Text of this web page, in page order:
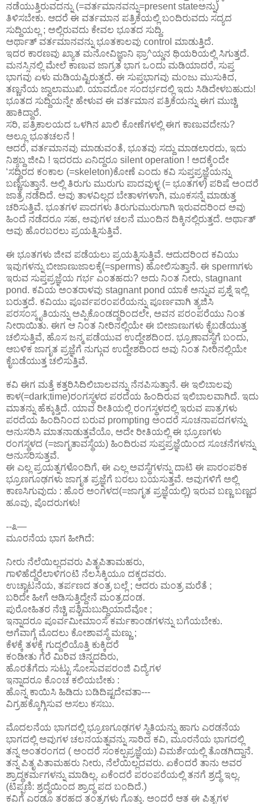
ನಡೆಯುತ್ತಿರುವದನ್ನು (=ವರ್ತಮಾನವನ್ನು=present stateಅನ್ನು)
ತಿಳಿಸಬೇಕು. ಆದರೆ ಈ ವರ್ತಮಾನ ಪತ್ರಿಕೆಯಲ್ಲಿ ಬಂದಿರುವದು ಸದ್ಯದ
ಸುದ್ದಿಯಲ್ಲ ; ಅಲ್ಲಿರುವದು ಕೇವಲ ಭೂತದ ಸುದ್ದಿ.
ಅರ್ಥಾತ್ ವರ್ತಮಾನವನ್ನು ಭೂತಕಾಲವು control ಮಾಡುತ್ತಿದೆ.
ಇದರ ಕಾರಣವು ಖ್ಯಾತ ಮನೋವಿಜ್ಞಾನಿ ಫ್ರಾ^ಯ್ಡನ ಥಿಯರಿಯಲ್ಲಿ ಸಿಗುತ್ತದೆ.
ಮನಸ್ಸಿನಲ್ಲಿ ಮೇಲೆ ಕಾಣುವ ಜಾಗ್ರತ ಭಾಗ ಒಂದು ಮಡಿಯಾದರೆ, ಸುಪ್ತ
ಭಾಗವು ಏಳು ಮಡಿಯಷ್ಟಿರುತ್ತದೆ. ಈ ಸುಪ್ತಭಾಗವು ಮಂಜು ಮುಸುಕಿದ,
ತಣ್ಣನೆಯ ಜ್ವಾಲಾಮುಖಿ. ಯಾವದೋ ಸಂದರ್ಭದಲ್ಲಿ ಇದು ಸಿಡಿದೇಳಬಹುದು!
ಭೂತದ ಸುದ್ದಿಯನ್ನೇ ಹೇಳುವ ಈ ವರ್ತಮಾನ ಪತ್ರಿಕೆಯನ್ನು ಈಗ ಮುಚ್ಚಿ
ಹಾಕಿದ್ದಾರೆ.
ಸರಿ, ಪತ್ರಿಕಾಲಯದ ಒಳಗಿನ ಖಾಲಿ ಕೋಣೆಗಳಲ್ಲಿ ಈಗ ಕಾಣುವದೇನು?
ಅಲ್ಲೂ ಭೂತಚಲನೆ !
ಆದರೆ, ವರ್ತಮಾನವು ಮಾಡುವಂತೆ, ಭೂತವು ಸದ್ದು ಮಾಡಲಾರದು, ಇದು
ನಿಶ್ಶಬ್ದ ಜೀವಿ ! ಇದರದು ಏನಿದ್ದರೂ silent operation ! ಅದಕ್ಕೆಂದೇ
‘ಸದ್ದಿರದ ಕಂಕಾಲ (=skeleton)ಕೋಣೆ ಎಂದು ಕವಿ ಸುಪ್ತಪ್ರಜ್ಞೆಯನ್ನು
ಬಣ್ಣಿಸುತ್ತಾನೆ. ಅಲ್ಲಿ ತಿರುಗು ಮುರುಗು ಪಾದವುಳ್ಳ (= ಭೂತಗಳ) ಪರಿಷೆ ಅಂದರೆ
ಜಾತ್ರೆ ನಡೆದಿದೆ. ಅವು ತಾಳವಿಲ್ಲದ ಬೇತಾಳಗಳಾಗಿ, ಮೂಕಸನ್ನೆ ಮಾಡುತ್ತ
ಚರಿಸುತ್ತಿವೆ. ಭೂತಗಳ ಪಾದಗಳು ತಿರುಗುಮುರುಗಾಗಿ ಇರುವದರಿಂದ ಅವು
ಹಿಂದೆ ನಡೆದರೂ ಸಹ, ಅವುಗಳ ಚಲನೆ ಮುಂದಿನ ದಿಕ್ಕಿನಲ್ಲಿರುತ್ತದೆ. ಅರ್ಥಾತ್
ಅವು ಹೊರಬರಲು ಪ್ರಯತ್ನಿಸುತ್ತಿವೆ.
ಈ ಭೂತಗಳು ಜೀವ ಪಡೆಯಲು ಪ್ರಯತ್ನಿಸುತ್ತಿವೆ. ಆದುದರಿಂದ ಕವಿಯು
ಇವುಗಳನ್ನು ಬೀಜಾಣುಜಾಲಕ್ಕೆ(=sperms) ಹೋಲಿಸುತ್ತಾನೆ. ಈ spermಗಳು
ಇರುವ ಸುಪ್ತಪ್ರಜ್ಞೆಯ ಗರ್ಭ ಎಂತಹದು? ಅದು ನಿಂತ ನೀರು, stagnant
pond. ಕವಿಯ ಅಂತರಾಳವು stagnant pond ಯಾಕೆ ಅನ್ನುವ ಪ್ರಶ್ನೆ ಇಲ್ಲಿ
ಬರುತ್ತದೆ. ಕವಿಯು ಪೂರ್ವಪರಂಪರೆಯನ್ನು ಪೂರ್ಣವಾಗಿ ತ್ಯಜಿಸಿ
ಪರಸಂಸ್ಕೃತಿಯನ್ನು ಅಪ್ಪಿಕೊಂಡದ್ದರಿಂದಲೇ, ಅವನ ಪರಂಪರೆಯು ನಿಂತ
ನೀರಾಯಿತು. ಈಗ ಆ ನಿಂತ ನೀರಿನಲ್ಲಿಯೇ ಈ ಬೀಜಾಣುಗಳು ಕೈಬಡೆಯುತ್ತ
ಚಲಿಸುತ್ತಿವೆ, ಹೊಸ ಜನ್ಮ ಪಡೆಯುವ ಉದ್ದೇಶದಿಂದ. ಭ್ರೂಣಾವಸ್ಥೆಗೆ ಬಂದು,
ಆಬಳಿಕ ಜಾಗೃತ ಪ್ರಜ್ಞೆಗೆ ನುಗ್ಗುವ ಉದ್ದೇಶದಿಂದ ಅವು ನಿಂತ ನೀರಿನಲ್ಲಿಯೇ
ಕೈಬಡೆಯುತ್ತ ಚಲಿಸುತ್ತಿವೆ.
ಕವಿ ಈಗ ಮತ್ತೆ ಕತ್ತರಿಸಿದಿಲಿಬಾಲವನ್ನು ನೆನಪಿಸುತ್ತಾನೆ. ಈ ಇಲಿಬಾಲವು
ಕಾಳ(=dark;time)ರಂಗಸ್ಥಳದ ಪರದೆಯ ಹಿಂದಿರುವ ಇಲಿಬಾಲವಾಗಿದೆ. ಇದು
ಮಾತನ್ನು ಹೆಕ್ಕುತ್ತಿದೆ. ಯಾವ ರೀತಿಯಲ್ಲಿ ರಂಗಸ್ಥಳದಲ್ಲಿ ಇರುವ ಪಾತ್ರಗಳು
ಪರದೆಯ ಹಿಂದಿನಿಂದ ಬರುವ prompting ಅಂದರೆ ಸೂಚನಾಪದಗಳನ್ನು
ಅನುಸರಿಸಿ ಮಾತನಾಡುತ್ತವೆಯೊ, ಅದೇ ರೀತಿಯಲ್ಲಿ ಈ ಭ್ರೂಣಗಳು
ರಂಗಸ್ಥಳದ (=ಜಾಗೃತಾವಸ್ಥೆಯ) ಹಿಂದಿರುವ ಸುಪ್ತಪ್ರಜ್ಞೆಯಿಂದ ಸೂಚನೆಗಳನ್ನು
ಅನುಸರಿಸುತ್ತವೆ.
ಈ ಎಲ್ಲ ಪ್ರಯತ್ನಗಳೊಂದಿಗೆ, ಈ ಎಲ್ಲ ಅವಸ್ಥೆಗಳನ್ನು ದಾಟಿ ಈ ಪಾರಂಪರಿಕ
ಭ್ರೂಣಗೂಢಗಳು ಜಾಗೃತ ಪ್ರಜ್ಞೆಗೆ ಬರಲು ಬಯಸುತ್ತವೆ. ಅವುಗಳಿಗೆ ಅಲ್ಲಿ
ಕಾಣಸಿಗುವುದು : ಹೊರ ಅಂಗಳದ(=ಜಾಗೃತ ಪ್ರಜ್ಞೆಯಲ್ಲಿ) ಇರುವ ಬಣ್ಣ ಬಣ್ಣದ
ಹೂವು, ಪೊದರುಗಳು!
--೩—
ಮೂರನೆಯ ಭಾಗ ಹೀಗಿದೆ:
ನೀರು ನೆಲೆಯಿಲ್ಲದವರು ಪಿತೃಪಿತಾಮಹರು,
ಗಾಳಿಹೆದ್ದೆರೆಲಾಳಿಗಂಟಿ ನೆಲಸಿಕ್ಕಿಯೂ ದಕ್ಕದವರು.
ಉಚ್ಚಾಟನೆಯ, ತರ್ಪಣದ ತಂತ್ರ ಬಲ್ಲೆ ; ಆದರು ಮಂತ್ರ ಮರೆತೆ ;
ಬರಿದೇ ಹೀಗೆ ಆಡಿಸುತ್ತಿದ್ದೇನೆ ಮಂತ್ರದಂಡ.
ಪುರೋಹಿತರ ನೆಚ್ಚಿ ಪಶ್ಚಿಮಬುದ್ಧಿಯಾದೆವೋ ;
ಇನ್ನಾದರೂ ಪೂರ್ವಮೀಮಾಂಸೆ ಕರ್ಮಕಾಂಡಗಳನ್ನು ಬಗೆಯಬೇಕು.
ಅಗೆವಾಗ್ಗೆ ಮೊದಲು ಕೋಶಾವಸ್ಥೆ ಮಣ್ಣು ;
ಕೆಳಕ್ಕೆ ತಳಕ್ಕೆ ಗುದ್ದಲಿಯೊತ್ತಿ ಕುಕ್ಕಿದರೆ
ಕಂಡೀತು ಗೆರೆ ಮಿರಿವ ಚಿನ್ನದದಿರು,
ಹೊರತೆಗೆದು ಸುಟ್ಟು ಸೋಸುವಪರಂಜಿ ವಿದ್ಯೆಗಳ
ಇನ್ನಾದರೂ ಕೊಂಚ ಕಲಿಯಬೇಕು :
ಹೊನ್ನ ಕಾಯಿಸಿ ಹಿಡಿದು ಬಡಿದಿಷ್ಟದೇವತಾ---
ವಿಗ್ರಹಕ್ಕೊಗ್ಗಿಸುವ ಅಸಲು ಕಸಬು.
ಮೊದಲನೆಯ ಭಾಗದಲ್ಲಿ ಭ್ರೂಣಗೂಢಗಳ ಸ್ಥಿತಿಯನ್ನು ಹಾಗು ಎರಡನೆಯ
ಭಾಗದಲ್ಲಿ ಅವುಗಳ ಚಲನಯತ್ನವನ್ನು ಸಾರಿದ ಕವಿ, ಮೂರನೆಯ ಭಾಗದಲ್ಲಿ
ತನ್ನ ಅಂತರಂಗದ ( ಅಂದರೆ ಸಂಕಲ್ಪಪ್ರಜ್ಞೆಯ) ವಿಮರ್ಶೆಯಲ್ಲಿ ತೊಡಗಿದ್ದಾನೆ.
ತನ್ನ ಪಿತೃ ಪಿತಾಮಹರು ನೀರು, ನೆಲೆಯಿಲ್ಲದವರು. ಏಕೆಂದರೆ ತಾನು ಅವರ
ಶ್ರಾದ್ಧಕರ್ಮಗಳನ್ನು ಮಾಡಿಲ್ಲ. ಏಕೆಂದರೆ ಪರಂಪರೆಯಲ್ಲಿ ತನಗೆ ಶ್ರದ್ಧೆ ಇಲ್ಲ.
(ಟಿಪ್ಪಣಿ: ಶ್ರದ್ಧೆಯಿಂದ ಶ್ರಾದ್ಧ ಪದ ಬಂದಿದೆ.)
ಕವಿಗೆ ಎರಡೂ ತರಹದ ತಂತ್ರಗಳು ಗೊತ್ತು. ಅಂದರೆ ಆತ ಈ ಪಿತೃಗಳ